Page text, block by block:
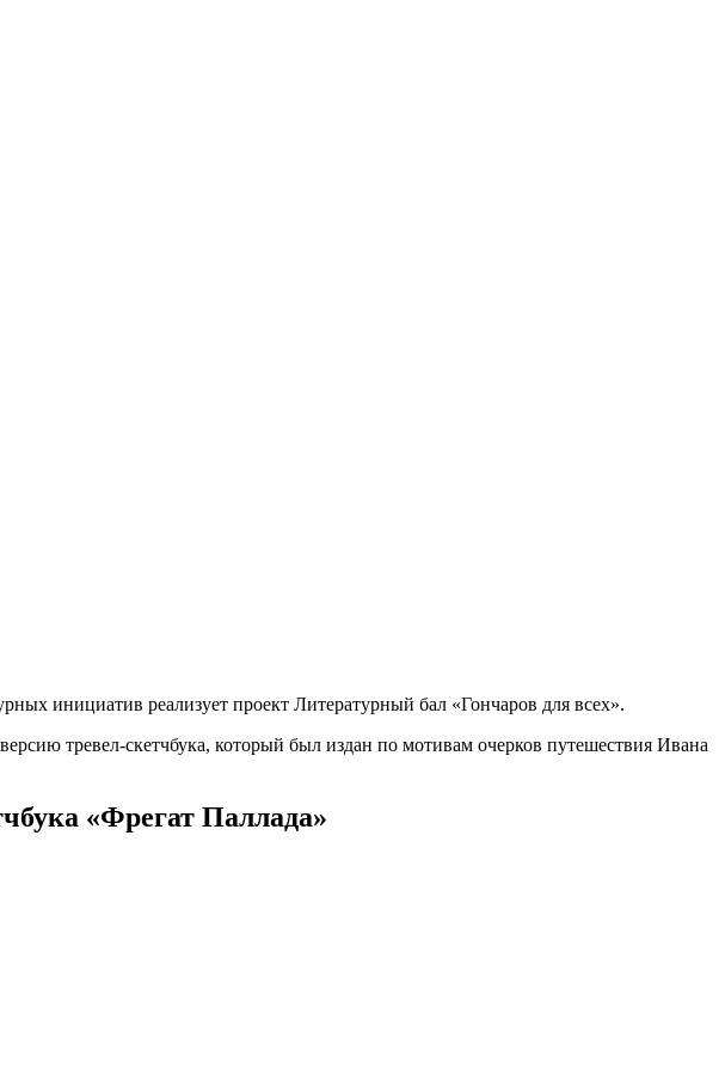
инициатив реализует проект Литературный бал «Гончаров для всех».
тревел-скетчбука, который был издан по мотивам очерков путешествия Ивана
«Фрегат Паллада»